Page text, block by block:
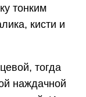
тонким
кисти и
тогда
наждачной